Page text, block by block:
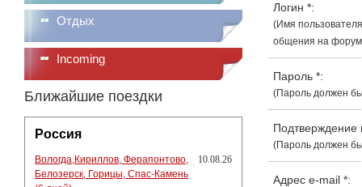
Отдых
Incoming
Ближайшие поездки
Россия
Вологда,Кириллов, Ферапонтово,
Белозерск, Горицы, Спас-Камень
10.08.26
Логин *:
(Имя
общения на
Пароль *:
(Пароль должен
(Пароль должен
Адрес e-mail *: